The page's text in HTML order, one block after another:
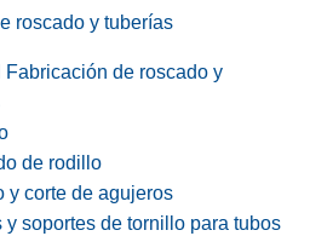
roscado y tuberías
Fabricación de roscado y
de rodillo
y corte de agujeros
y soportes de tornillo para tubos